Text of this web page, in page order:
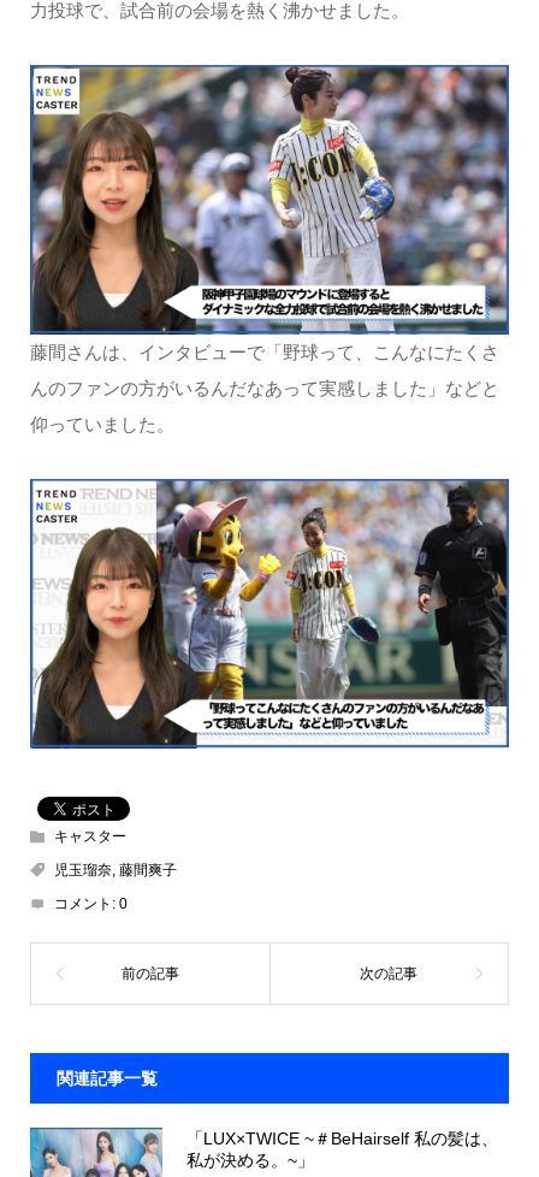
力投球で、試合前の会場を熱く沸かせました。
藤間さんは、インタビューで「野球って、こんなにたくさ
んのファンの方がいるんだなあって実感しました」などと
仰っていました。
キャスター
児玉瑠奈, 藤間爽子
コメント: 0
関連記事一覧
「LUX×TWICE ~＃BeHairself 私の髪は、
私が決める。~」